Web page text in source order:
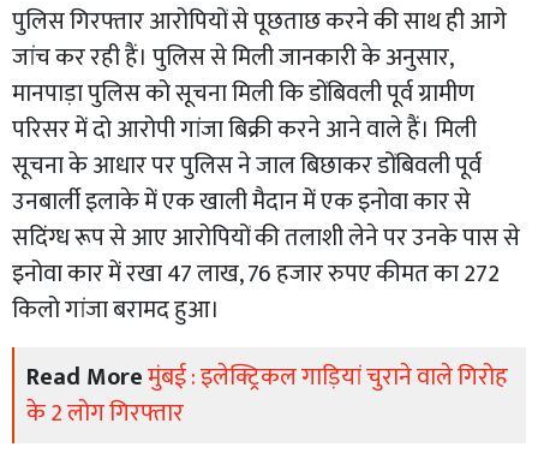
पुलिस गिरफ्तार आरोपियों से पूछताछ करने की साथ ही आगे
जांच कर रही हैं। पुलिस से मिली जानकारी के अनुसार,
मानपाड़ा पुलिस को सूचना मिली कि डोंबिवली पूर्व ग्रामीण
परिसर में दो आरोपी गांजा बिक्री करने आने वाले हैं। मिली
सूचना के आधार पर पुलिस ने जाल बिछाकर डोंबिवली पूर्व
उनबार्ली इलाके में एक खाली मैदान में एक इनोवा कार से
सदिंग्ध रूप से आए आरोपियों की तलाशी लेने पर उनके पास से
इनोवा कार में रखा 47 लाख, 76 हजार रुपए कीमत का 272
किलो गांजा बरामद हुआ।
Read Moreमुंबई : इलेक्ट्रिकल गाड़ियां चुराने वाले गिरोह
के 2 लोग गिरफ्तार